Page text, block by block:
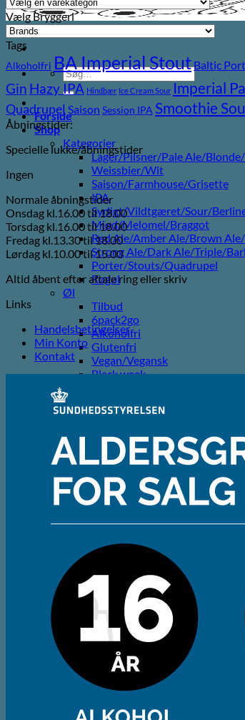
Søg
efter:
Forside
Shop
Kategorier
Lager/Pilsner/Pale Ale/
Weissbier/Wit
Saison/Farmhouse/Grisette
IPA
Syrligt/Vildtgæret/Sour/
Mjød/Melomel/Braggot
Red Ale/Amber Ale/Brown
Strong Ale/Dark Ale/Triple/
Porter/Stouts/Quadrupel
Røgøl
Øl
Tilbud
6pack2go
Alkoholfri
Glutenfri
Vegan/Vegansk
Black week
Andet
Cider
Likør
Most og Sodavand
Chips
Diverse
Gaveæsker og indpakning
Glas
Om ØL2GO
Kontakt
Kurv /
0,00kr.
Ingen varer i kurven.
Vælg Bryggeri
Tags
Alkoholfri BA Imperial StoutBaltic
Gin Hazy IPA Hindbær Ice Cream Sour Imperial
Quadrupel Saison Session IPA Smoothie
Åbningstider:
Specielle lukke/åbningstider
Ingen
Normale åbningstider
Onsdag kl.16.00 til 18.00
Torsdag kl.16.00 til 18.00
Fredag kl.13.30 til 18.00
Lørdag kl.10.00 til 15.00
Altid åbent efter aftale ring eller skriv
Links
Handelsbetingelser
Min Konto
Kontakt